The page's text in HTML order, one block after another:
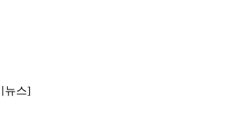
뉴스]